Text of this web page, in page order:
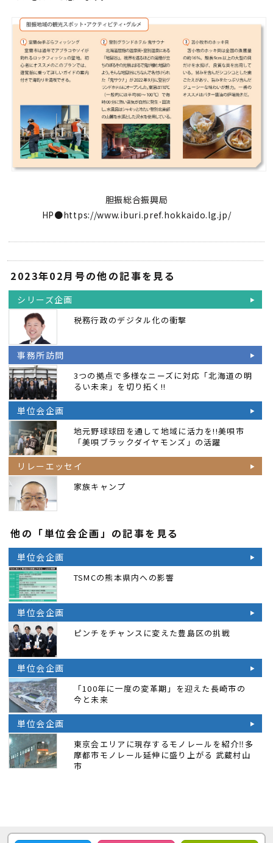
胆振総合振興局
HP●https://www.iburi.pref.hokkaido.lg.jp/
2023年02月号の他の記事を見る
シリーズ企画
税務行政のデジタル化の衝撃
事務所訪問
3つの拠点で多様なニーズに対応「北海道の明
るい未来」を切り拓く!!
単位会企画
地元野球球団を通して地域に活力を!!美唄市
「美唄ブラックダイヤモンズ」の活躍
リレーエッセイ
家族キャンプ
他の「単位会企画」の記事を見る
単位会企画
TSMCの熊本県内への影響
単位会企画
ピンチをチャンスに変えた豊島区の挑戦
単位会企画
「100年に一度の変革期」を迎えた長崎市の
今と未来
単位会企画
東京会エリアに現存するモノレールを紹介‼多
摩都市モノレール延伸に盛り上がる 武蔵村山
市